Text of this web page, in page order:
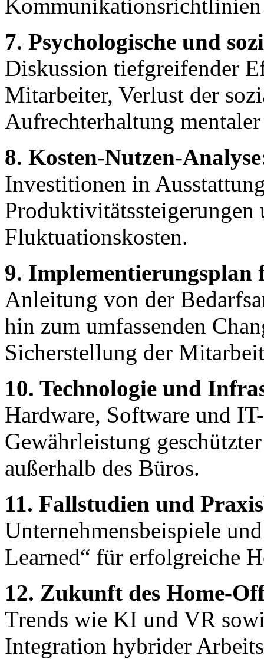
7. Psychologische und
Diskussion tiefgreifender
Mitarbeiter, Verlust der
Aufrechterhaltung
8. Kosten-Nutzen-
Investitionen in
Produktivitätssteigerungen
Fluktuationskosten.
9. Implementierungsplan
Anleitung von der
hin zum umfassenden
Sicherstellung der
10. Technologie und
Hardware, Software und
Gewährleistung
außerhalb des Büros.
11. Fallstudien und
Unternehmensbeispiele
Learned“ für erfolgreiche
12. Zukunft des Home-
Trends wie KI und VR
Integration hybrider